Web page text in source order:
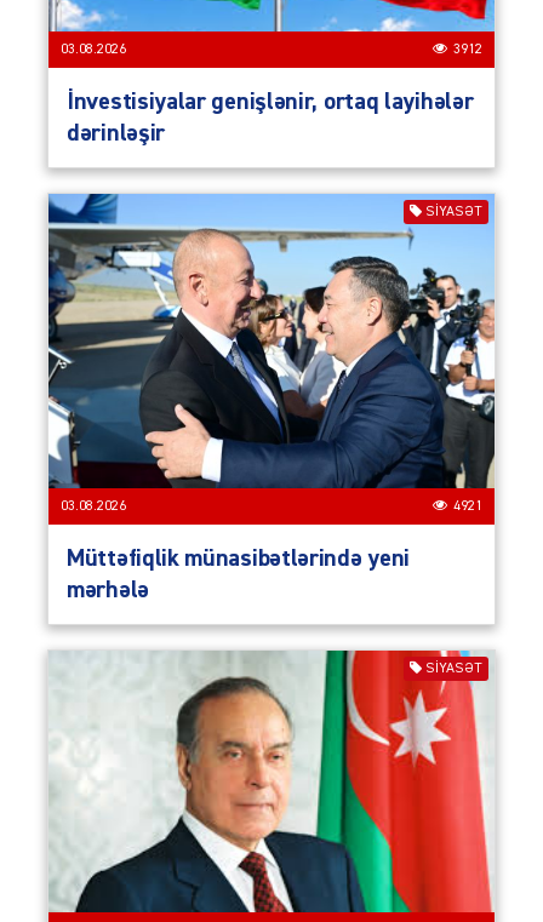
03.08.2026 3912
İnvestisiyalar genişlənir, ortaq layihələr
dərinləşir
SIYASƏT
03.08.2026 4921
Müttəfiqlik münasibətlərində yeni
mərhələ
SIYASƏT